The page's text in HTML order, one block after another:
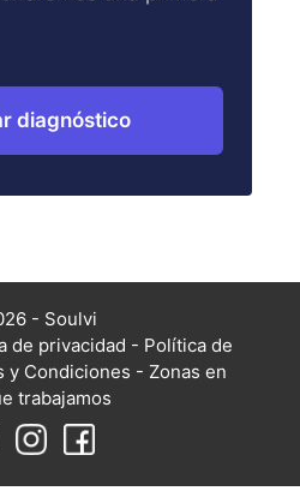
diagnóstico
- Soulvi
de privacidad - Política de
y Condiciones - Zonas en
trabajamos